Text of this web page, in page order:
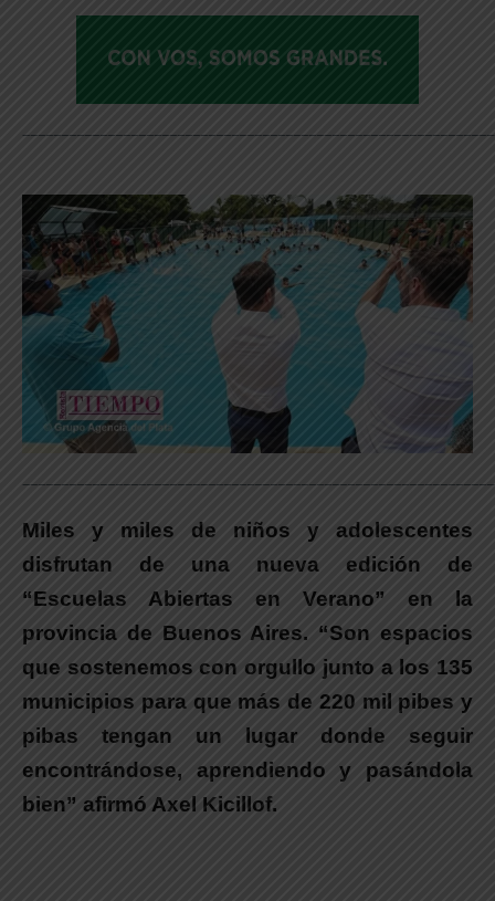
Miles y miles de niños y adolescentes
disfrutan de una nueva edición de
“Escuelas Abiertas en Verano” en la
provincia de Buenos Aires. “Son espacios
que sostenemos con orgullo junto a los 135
municipios para que más de 220 mil pibes y
pibas tengan un lugar donde seguir
encontrándose, aprendiendo y pasándola
bien” afirmó Axel Kicillof.